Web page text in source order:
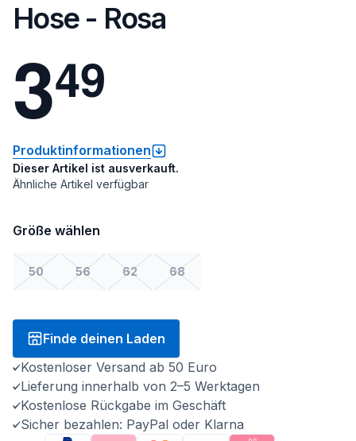
Hose - Rosa
349
Produktinformationen
Dieser Artikel ist ausverkauft.
Ähnliche Artikel verfügbar
Größe wählen
50 56 62 68
Finde deinen Laden
Kostenloser Versand ab 50 Euro
Lieferung innerhalb von 2–5 Werktagen
Kostenlose Rückgabe im Geschäft
Sicher bezahlen: PayPal oder Klarna